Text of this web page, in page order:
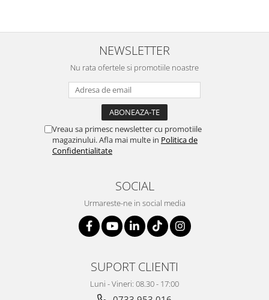
NEWSLETTER
Nu rata ofertele si promotiile noastre
Vreau sa primesc newsletter cu promotiile
magazinului. Afla mai multe in Politica de
Confidentialitate
SOCIAL
Urmareste-ne in social media
SUPORT CLIENTI
Luni - Vineri: 08.30 - 17:00